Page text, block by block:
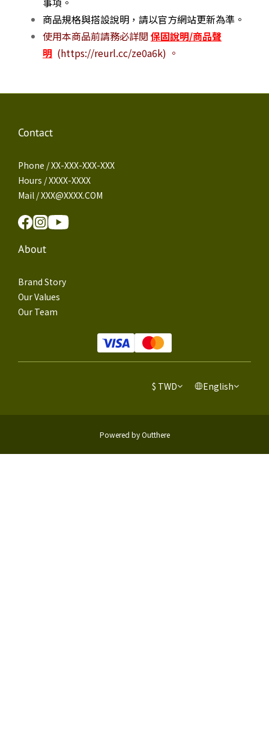
商品規格與搭設說明，請以官方網站更新為準。
使用本商品前請務必詳閱 保固說明/商品聲
明 (https://reurl.cc/ze0a6k) 。
Contact
Phone / XX-XXX-XXX-XXX
Hours / XXXX-XXXX
Mail / XXX@XXXX.COM
About
Brand Story
Our Values
Our Team
$ TWD English
Powered by Outthere